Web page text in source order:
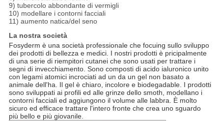
9) tubercolo abbondante di vermigli
10) modellare i contorni facciali
11) aumento natica/del seno
La nostra società
Fosyderm è una società professionale che focuing sullo sviluppo
dei prodotti di bellezza e medici. I nostri prodotti è pricipalmente
di una serie di riempitori cutanei che sono usati per trattare i
segni di invecchiamento. Sono composti di acido ialuronico unito
con legami atomici incrociati ad un da un gel non basato a
animale dell'ha. Il gel è chiaro, incolore e biodegadable. I prodotti
sono sviluppati ai profili ed alle grinze dello smoth, modellano i
contorni facciali ed aggiungono il volume alle labbra. È molto
sicuro ed efficace trattare l'intero fronte che crea uno sguardo
più bello e più giovanile.